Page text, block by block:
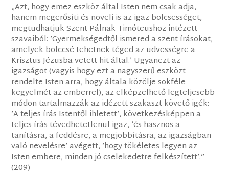
„Azt, hogy emez eszköz által Isten nem csak adja,
hanem megerősíti és növeli is az igaz bölcsességet,
megtudhatjuk Szent Pálnak Timóteushoz intézett
szavaiból: ’Gyermekségedtől ismered a szent írásokat,
amelyek bölccsé tehetnek téged az üdvösségre a
Krisztus Jézusba vetett hit által.’ Ugyanezt az
igazságot (vagyis hogy ezt a nagyszerű eszközt
rendelte Isten arra, hogy általa közölje sokféle
kegyelmét az emberrel), az elképzelhető legteljesebb
módon tartalmazzák az idézett szakaszt követő igék:
’A teljes írás Istentől ihletett’, következésképpen a
teljes írás tévedhetetlenül igaz, ’és hasznos a
tanításra, a feddésre, a megjobbításra, az igazságban
való nevelésre’ avégett, ’hogy tökéletes legyen az
Isten embere, minden jó cselekedetre felkészített’.”
(209)